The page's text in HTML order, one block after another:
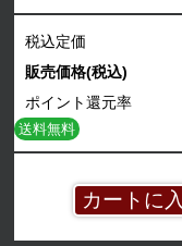
税込定価
販売価格(税込)
ポイント還元率
送料無料